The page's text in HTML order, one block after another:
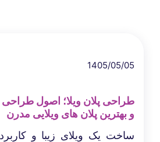
1405/05/05
طراحی پلان ویلا؛ اصول
و بهترین پلان های ویلایی مدرن
ساخت یک ویلای زیبا و